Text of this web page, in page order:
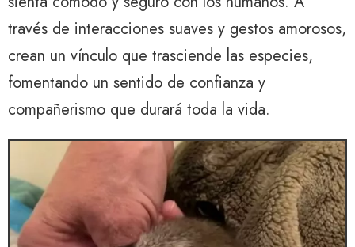
través de interacciones suaves y gestos amorosos,
crean un vínculo que trasciende las especies,
fomentando un sentido de confianza y
compañerismo que durará toda la vida.